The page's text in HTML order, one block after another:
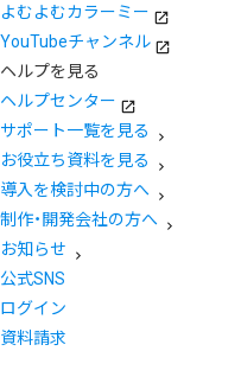
よむよむカラーミー
YouTubeチャンネル
ヘルプを見る
ヘルプセンター
サポート一覧を見る
お役立ち資料を見る
導入を検討中の方へ
制作・開発会社の方へ
お知らせ
公式SNS
ログイン
資料請求